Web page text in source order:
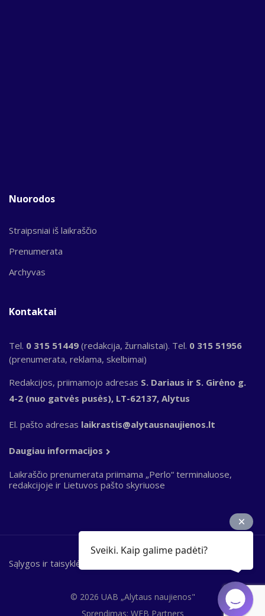
Nuorodos
Straipsniai iš laikraščio
Prenumerata
Archyvas
Kontaktai
Tel. 0 315 51449 (redakcija, žurnalistai). Tel. 0 315 51956
(prenumerata, reklama, skelbimai)
Redakcijos, priimamojo adresas S. Dariaus ir S. Girėno g.
4-2 (nuo gatvės pusės), LT-62137, Alytus
El. pašto adresas laikrastis@alytausnaujienos.lt
Daugiau informacijos
Laikraščio prenumerata priimama „Perlo“ terminaluose,
redakcijoje ir Lietuvos pašto skyriuose
© 2026 UAB „Alytaus naujienos"
Bottom
Sąlygos ir taisyklės
Sprendimas: WEB Partners
Sveiki. Kaip galime padėti?